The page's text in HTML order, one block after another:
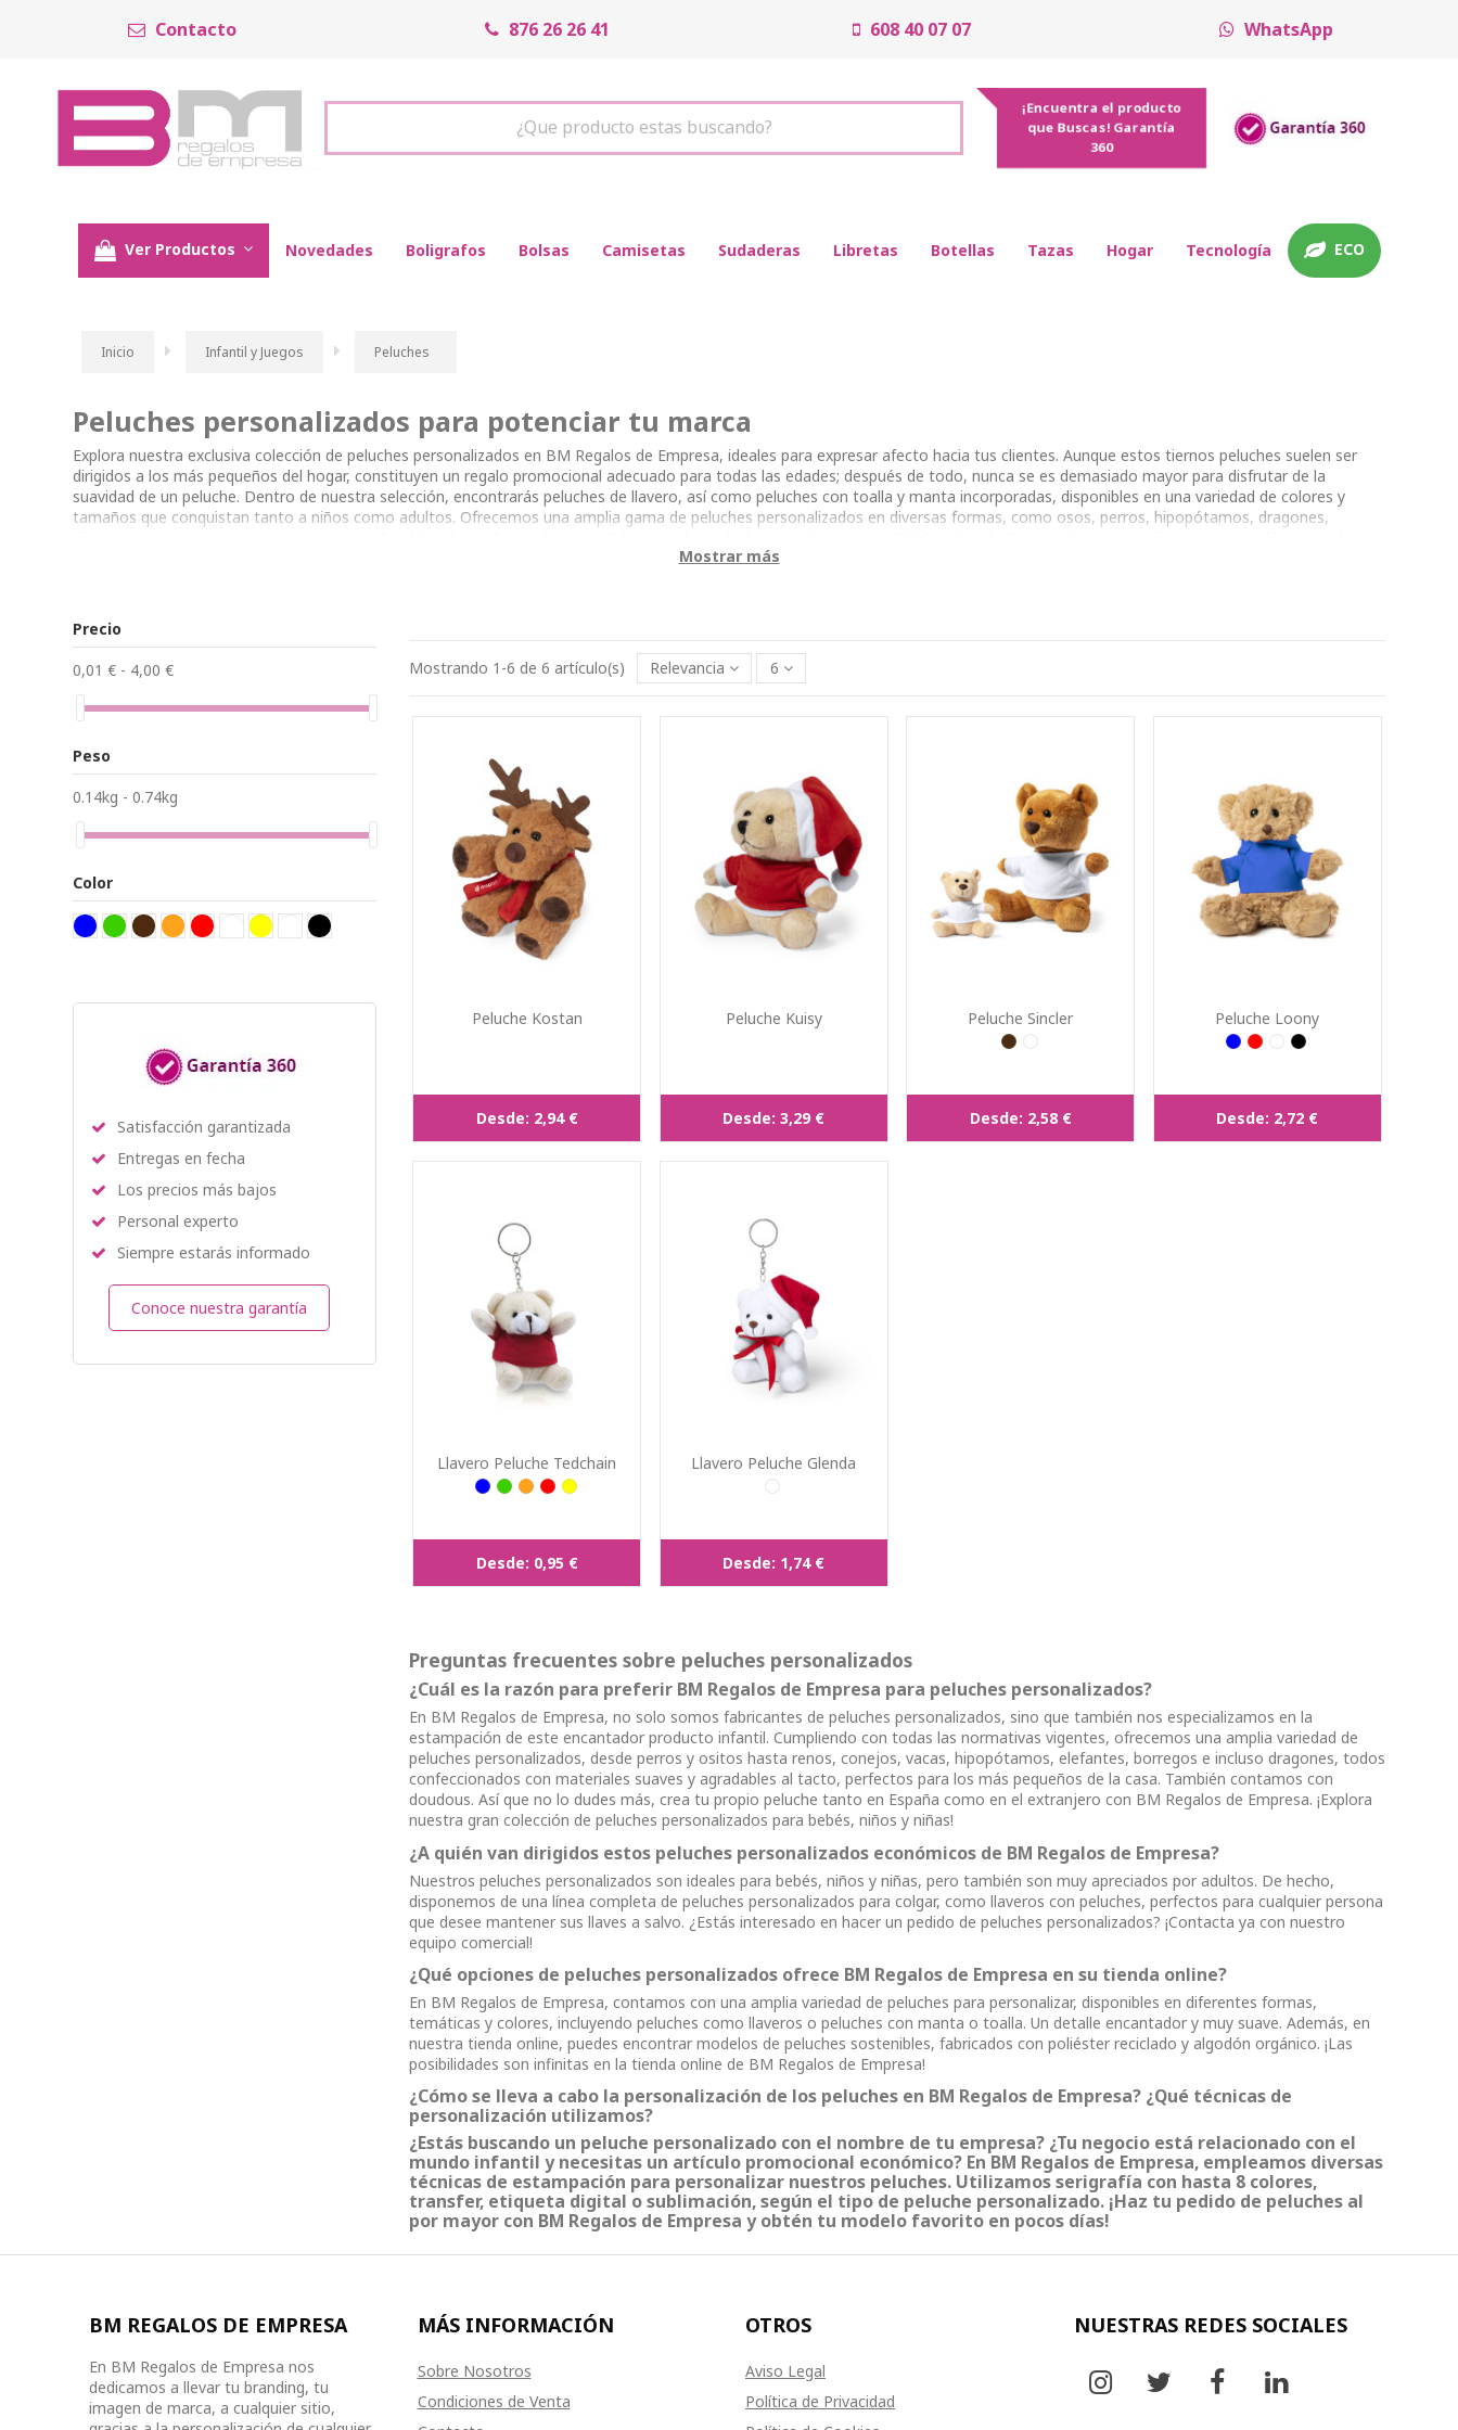
Contacto 876 26 26 41 608 40 07 07 WhatsApp
¿Que producto estas buscando?
¡Encuentra el producto
que Buscas! Garantía
360
Ver Productos Novedades Boligrafos Bolsas Camisetas Sudaderas Libretas Botellas Tazas Hogar Tecnología ECO
Inicio Infantil y Juegos Peluches
Peluches personalizados para potenciar tu marca
Explora nuestra exclusiva colección de peluches personalizados en BM Regalos de Empresa, ideales para expresar afecto hacia tus clientes. Aunque estos tiernos peluches suelen ser
dirigidos a los más pequeños del hogar, constituyen un regalo promocional adecuado para todas las edades; después de todo, nunca se es demasiado mayor para disfrutar de la
suavidad de un peluche. Dentro de nuestra selección, encontrarás peluches de llavero, así como peluches con toalla y manta incorporadas, disponibles en una variedad de colores y
tamaños que conquistan tanto a niños como adultos. Ofrecemos una amplia gama de peluches personalizados en diversas formas, como osos, perros, hipopótamos, dragones,
Mostrar más
Mostrando 1-6 de 6 artículo(s) Relevancia 6
Peluche Kostan
Desde: 2,94 €
Peluche Kuisy
Desde: 3,29 €
Peluche Sincler
Desde: 2,58 €
Peluche Loony
Desde: 2,72 €
Llavero Peluche Tedchain
Desde: 0,95 €
Llavero Peluche Glenda
Desde: 1,74 €
Preguntas frecuentes sobre peluches personalizados
¿Cuál es la razón para preferir BM Regalos de Empresa para peluches personalizados?
En BM Regalos de Empresa, no solo somos fabricantes de peluches personalizados, sino que también nos especializamos en la
estampación de este encantador producto infantil. Cumpliendo con todas las normativas vigentes, ofrecemos una amplia variedad de
peluches personalizados, desde perros y ositos hasta renos, conejos, vacas, hipopótamos, elefantes, borregos e incluso dragones, todos
confeccionados con materiales suaves y agradables al tacto, perfectos para los más pequeños de la casa. También contamos con
doudous. Así que no lo dudes más, crea tu propio peluche tanto en España como en el extranjero con BM Regalos de Empresa. ¡Explora
nuestra gran colección de peluches personalizados para bebés, niños y niñas!
¿A quién van dirigidos estos peluches personalizados económicos de BM Regalos de Empresa?
Nuestros peluches personalizados son ideales para bebés, niños y niñas, pero también son muy apreciados por adultos. De hecho,
disponemos de una línea completa de peluches personalizados para colgar, como llaveros con peluches, perfectos para cualquier persona
que desee mantener sus llaves a salvo. ¿Estás interesado en hacer un pedido de peluches personalizados? ¡Contacta ya con nuestro
equipo comercial!
¿Qué opciones de peluches personalizados ofrece BM Regalos de Empresa en su tienda online?
En BM Regalos de Empresa, contamos con una amplia variedad de peluches para personalizar, disponibles en diferentes formas,
temáticas y colores, incluyendo peluches como llaveros o peluches con manta o toalla. Un detalle encantador y muy suave. Además, en
nuestra tienda online, puedes encontrar modelos de peluches sostenibles, fabricados con poliéster reciclado y algodón orgánico. ¡Las
posibilidades son infinitas en la tienda online de BM Regalos de Empresa!
¿Cómo se lleva a cabo la personalización de los peluches en BM Regalos de Empresa? ¿Qué técnicas de
personalización utilizamos?
¿Estás buscando un peluche personalizado con el nombre de tu empresa? ¿Tu negocio está relacionado con el
mundo infantil y necesitas un artículo promocional económico? En BM Regalos de Empresa, empleamos diversas
técnicas de estampación para personalizar nuestros peluches. Utilizamos serigrafía con hasta 8 colores,
transfer, etiqueta digital o sublimación, según el tipo de peluche personalizado. ¡Haz tu pedido de peluches al
por mayor con BM Regalos de Empresa y obtén tu modelo favorito en pocos días!
Precio
0,01 € - 4,00 €
Peso
0.14kg - 0.74kg
Color
Satisfacción garantizada
Entregas en fecha
Los precios más bajos
Personal experto
Siempre estarás informado
Conoce nuestra garantía
BM REGALOS DE EMPRESA
En BM Regalos de Empresa nos
dedicamos a llevar tu branding, tu
imagen de marca, a cualquier sitio,
MÁS INFORMACIÓN
Sobre Nosotros
Condiciones de Venta
OTROS
Aviso Legal
Política de Privacidad
NUESTRAS REDES SOCIALES